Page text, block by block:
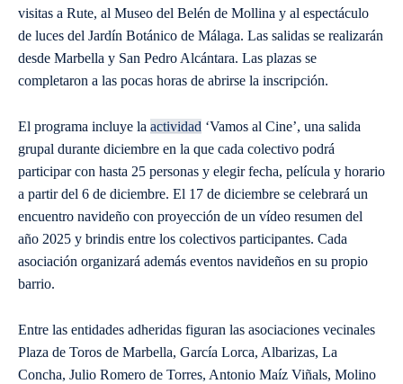
visitas a Rute, al Museo del Belén de Mollina y al espectáculo
de luces del Jardín Botánico de Málaga. Las salidas se realizarán
desde Marbella y San Pedro Alcántara. Las plazas se
completaron a las pocas horas de abrirse la inscripción.
El programa incluye la actividad ‘Vamos al Cine’, una salida
grupal durante diciembre en la que cada colectivo podrá
participar con hasta 25 personas y elegir fecha, película y horario
a partir del 6 de diciembre. El 17 de diciembre se celebrará un
encuentro navideño con proyección de un vídeo resumen del
año 2025 y brindis entre los colectivos participantes. Cada
asociación organizará además eventos navideños en su propio
barrio.
Entre las entidades adheridas figuran las asociaciones vecinales
Plaza de Toros de Marbella, García Lorca, Albarizas, La
Concha, Julio Romero de Torres, Antonio Maíz Viñals, Molino